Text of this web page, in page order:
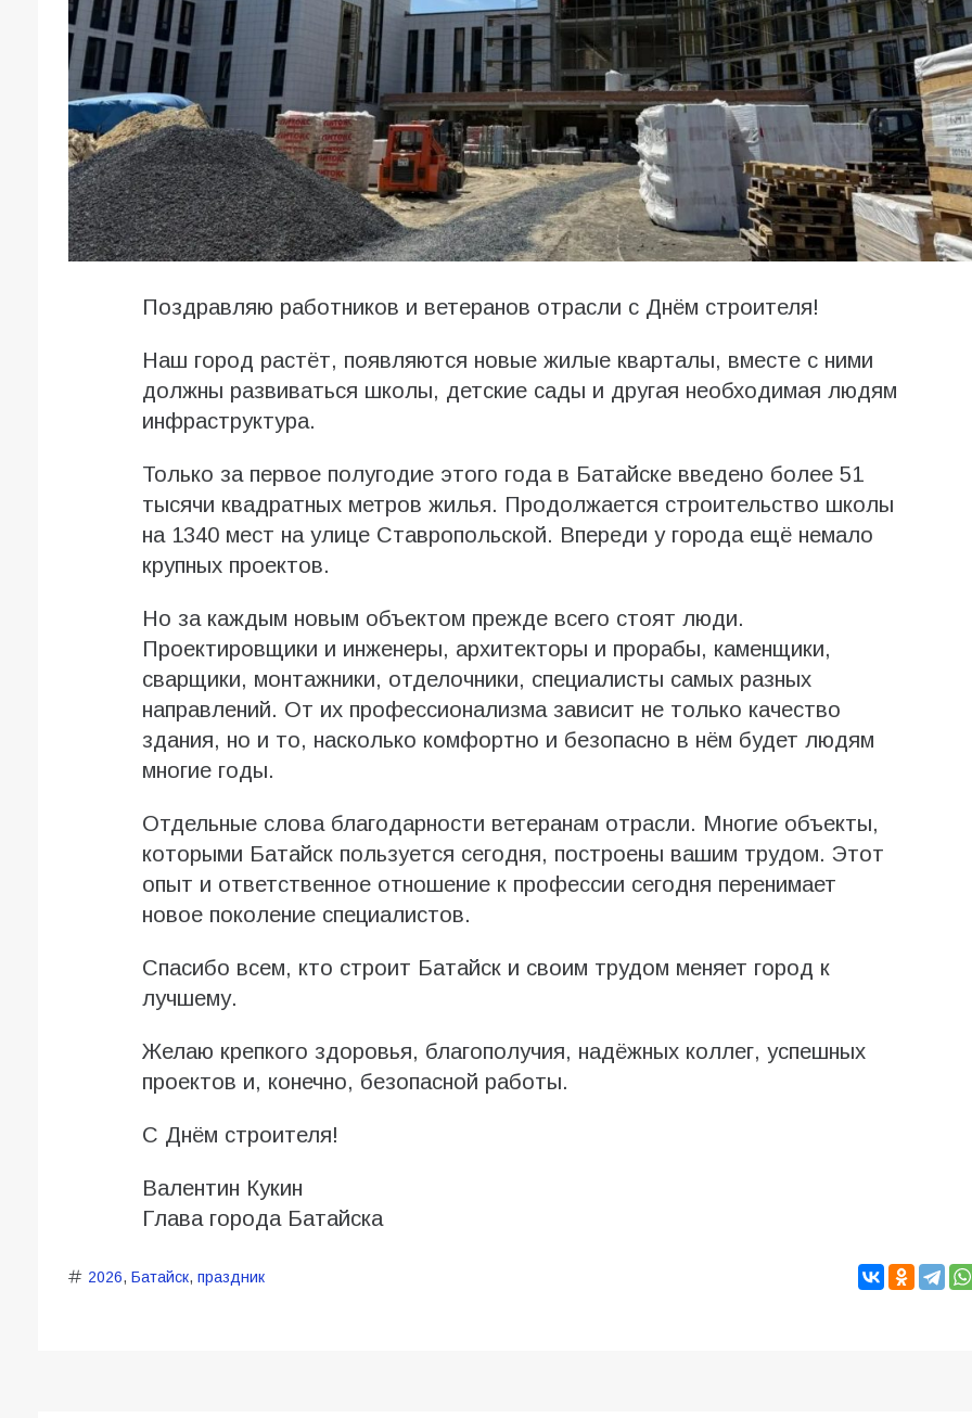
Поздравляю работников и ветеранов отрасли с Днём строителя!
Наш город растёт, появляются новые жилые кварталы, вместе с ними
должны развиваться школы, детские сады и другая необходимая людям
инфраструктура.
Только за первое полугодие этого года в Батайске введено более 51
тысячи квадратных метров жилья. Продолжается строительство школы
на 1340 мест на улице Ставропольской. Впереди у города ещё немало
крупных проектов.
Но за каждым новым объектом прежде всего стоят люди.
Проектировщики и инженеры, архитекторы и прорабы, каменщики,
сварщики, монтажники, отделочники, специалисты самых разных
направлений. От их профессионализма зависит не только качество
здания, но и то, насколько комфортно и безопасно в нём будет людям
многие годы.
Отдельные слова благодарности ветеранам отрасли. Многие объекты,
которыми Батайск пользуется сегодня, построены вашим трудом. Этот
опыт и ответственное отношение к профессии сегодня перенимает
новое поколение специалистов.
Спасибо всем, кто строит Батайск и своим трудом меняет город к
лучшему.
Желаю крепкого здоровья, благополучия, надёжных коллег, успешных
проектов и, конечно, безопасной работы.
С Днём строителя!
Валентин Кукин
Глава города Батайска
2026, Батайск, праздник